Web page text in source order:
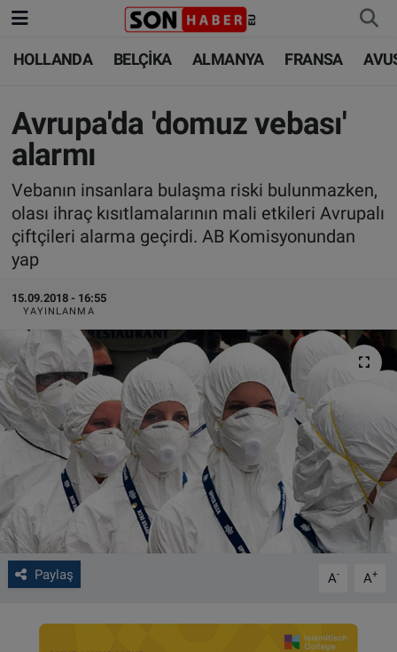
HOLLANDA BELÇİKA ALMANYA FRANSA
Avrupa'da 'domuz vebası'
alarmı
Vebanın insanlara bulaşma riski bulunmazken,
olası ihraç kısıtlamalarının mali etkileri Avrupalı
çiftçileri alarma geçirdi. AB Komisyonundan
yap
15.09.2018 - 16:55
YAYINLANMA
Paylaş A- A+
HOLLANDA
BELÇİKA
ALMANYA
FRANSA
SAĞLIK - YAŞAM
BİLİM-TEKNOLOJİ
HOLLANDA
BELÇİKA
ALMANYA
TÜRKİYE
BİLİM-TEKNOLOJİ
SAĞLIK
FOTO GALERİ
VIDEO GALERİ
ALGEMENE VOORWAARDEN
CONTACT
Çerez Politikası
Nöbetçi Eczaneler
Hava Durumu
Trafik Durumu
Süper Lig Puan Durumu ve Fikstür
Tüm Manşetler
Son Dakika Haberleri
Haber Arşivi